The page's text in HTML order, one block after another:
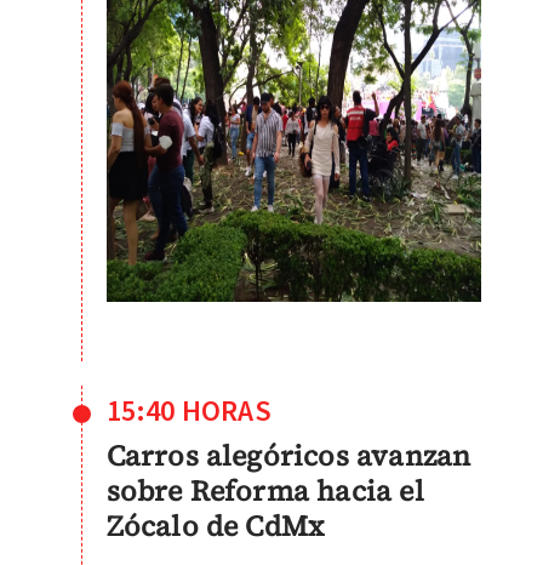
15:40 HORAS
Carros alegóricos avanzan
sobre Reforma hacia el
Zócalo de CdMx